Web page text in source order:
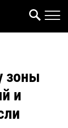
зоны
и